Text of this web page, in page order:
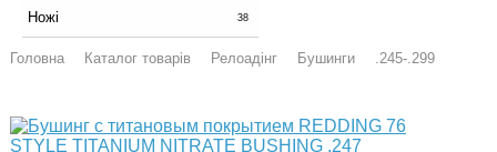
Ножі 38
Головна Каталог товарів Релоадінг Бушинги .245-.299